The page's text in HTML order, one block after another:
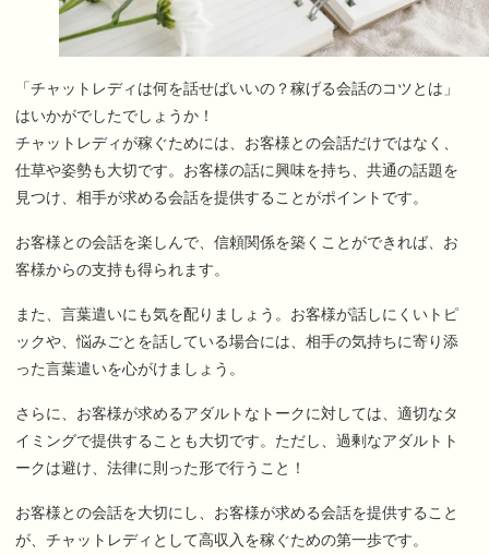
「チャットレディは何を話せばいいの？稼げる会話のコツとは」
はいかがでしたでしょうか！
チャットレディが稼ぐためには、お客様との会話だけではなく、
仕草や姿勢も大切です。お客様の話に興味を持ち、共通の話題を
見つけ、相手が求める会話を提供することがポイントです。
お客様との会話を楽しんで、信頼関係を築くことができれば、お
客様からの支持も得られます。
また、言葉遣いにも気を配りましょう。お客様が話しにくいトピ
ックや、悩みごとを話している場合には、相手の気持ちに寄り添
った言葉遣いを心がけましょう。
さらに、お客様が求めるアダルトなトークに対しては、適切なタ
イミングで提供することも大切です。ただし、過剰なアダルトト
ークは避け、法律に則った形で行うこと！
お客様との会話を大切にし、お客様が求める会話を提供すること
が、チャットレディとして高収入を稼ぐための第一歩です。